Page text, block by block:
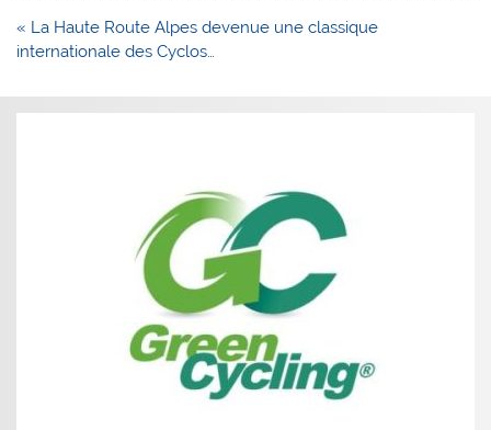
Navigation
de
« La Haute Route Alpes devenue une classique
internationale des Cyclos…